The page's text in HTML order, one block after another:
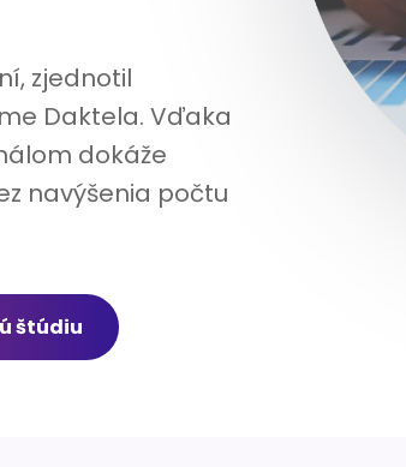
zjednotil
Daktela. Vďaka
dokáže
navýšenia počtu
štúdiu